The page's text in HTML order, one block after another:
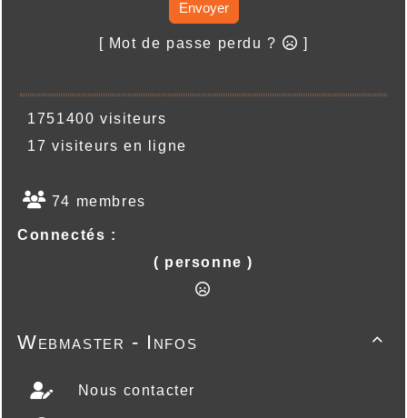
Envoyer
[ Mot de passe perdu ? ]
1751400 visiteurs
17 visiteurs en ligne
74 membres
Connectés :
( personne )

Webmaster - Infos
Nous contacter